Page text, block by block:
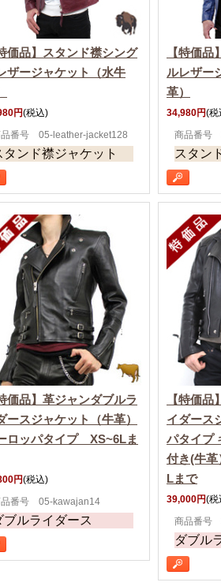
価品】スタンド襟シング
ザージャケット（水牛
円(税込)
番号 05-leather-jacket128
タンド襟ジャケット
【特価
ルレザー
革）
34,980円(税
商品番号
スタン
価品】革ジャンダブルラ
ースジャケット（牛革）
ロッパタイプ XS~6Lま
円(税込)
品番号 05-kawajan14
ブルライダース
【特価
イダース
パタイプ
付き(牛
Lまで
39,000円(税
商品番号
ダブル